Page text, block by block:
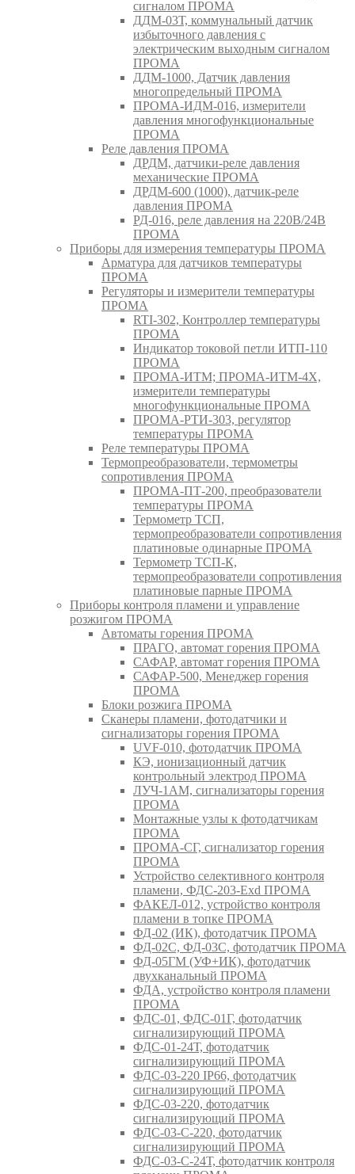
сигналом ПРОМА
ДДМ-03Т, коммунальный датчик
избыточного давления с
электрическим выходным сигналом
ПРОМА
ДДМ-1000, Датчик давления
многопредельный ПРОМА
ПРОМА-ИДМ-016, измерители
давления многофункциональные
ПРОМА
Реле давления ПРОМА
ДРДМ, датчики-реле давления
механические ПРОМА
ДРДМ-600 (1000), датчик-реле
давления ПРОМА
РД-016, реле давления на 220В/24В
ПРОМА
Приборы для измерения температуры ПРОМА
Арматура для датчиков температуры
ПРОМА
Регуляторы и измерители температуры
ПРОМА
RTI-302, Контроллер температуры
ПРОМА
Индикатор токовой петли ИТП-110
ПРОМА
ПРОМА-ИТМ; ПРОМА-ИТМ-4Х,
измерители температуры
многофункциональные ПРОМА
ПРОМА-РТИ-303, регулятор
температуры ПРОМА
Реле температуры ПРОМА
Термопреобразователи, термометры
сопротивления ПРОМА
ПРОМА-ПТ-200, преобразователи
температуры ПРОМА
Термометр ТСП,
термопреобразователи сопротивления
платиновые одинарные ПРОМА
Термометр ТСП-К,
термопреобразователи сопротивления
платиновые парные ПРОМА
Приборы контроля пламени и управление
розжигом ПРОМА
Автоматы горения ПРОМА
ПРАГО, автомат горения ПРОМА
САФАР, автомат горения ПРОМА
САФАР-500, Менеджер горения
ПРОМА
Блоки розжига ПРОМА
Сканеры пламени, фотодатчики и
сигнализаторы горения ПРОМА
UVF-010, фотодатчик ПРОМА
КЭ, ионизационный датчик
контрольный электрод ПРОМА
ЛУЧ-1АМ, сигнализаторы горения
ПРОМА
Монтажные узлы к фотодатчикам
ПРОМА
ПРОМА-СГ, сигнализатор горения
ПРОМА
Устройство селективного контроля
пламени, ФДС-203-Exd ПРОМА
ФАКЕЛ-012, устройство контроля
пламени в топке ПРОМА
ФД-02 (ИК), фотодатчик ПРОМА
ФД-02С, ФД-03С, фотодатчик ПРОМА
ФД-05ГМ (УФ+ИК), фотодатчик
двухканальный ПРОМА
ФДА, устройство контроля пламени
ПРОМА
ФДС-01, ФДС-01Г, фотодатчик
сигнализирующий ПРОМА
ФДС-01-24Т, фотодатчик
сигнализирующий ПРОМА
ФДС-03-220 IP66, фотодатчик
сигнализирующий ПРОМА
ФДС-03-220, фотодатчик
сигнализирующий ПРОМА
ФДС-03-С-220, фотодатчик
сигнализирующий ПРОМА
ФДС-03-С-24Т, фотодатчик контроля